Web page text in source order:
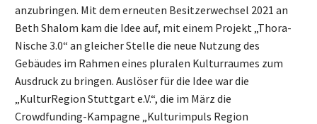
anzubringen. Mit dem erneuten Besitzerwechsel 2021 an
Beth Shalom kam die Idee auf, mit einem Projekt „Thora-
Nische 3.0“ an gleicher Stelle die neue Nutzung des
Gebäudes im Rahmen eines pluralen Kulturraumes zum
Ausdruck zu bringen. Auslöser für die Idee war die
„KulturRegion Stuttgart e.V.“, die im März die
Crowdfunding-Kampagne „Kulturimpuls Region